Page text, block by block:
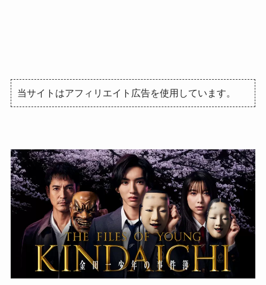
当サイトはアフィリエイト広告を使用しています。